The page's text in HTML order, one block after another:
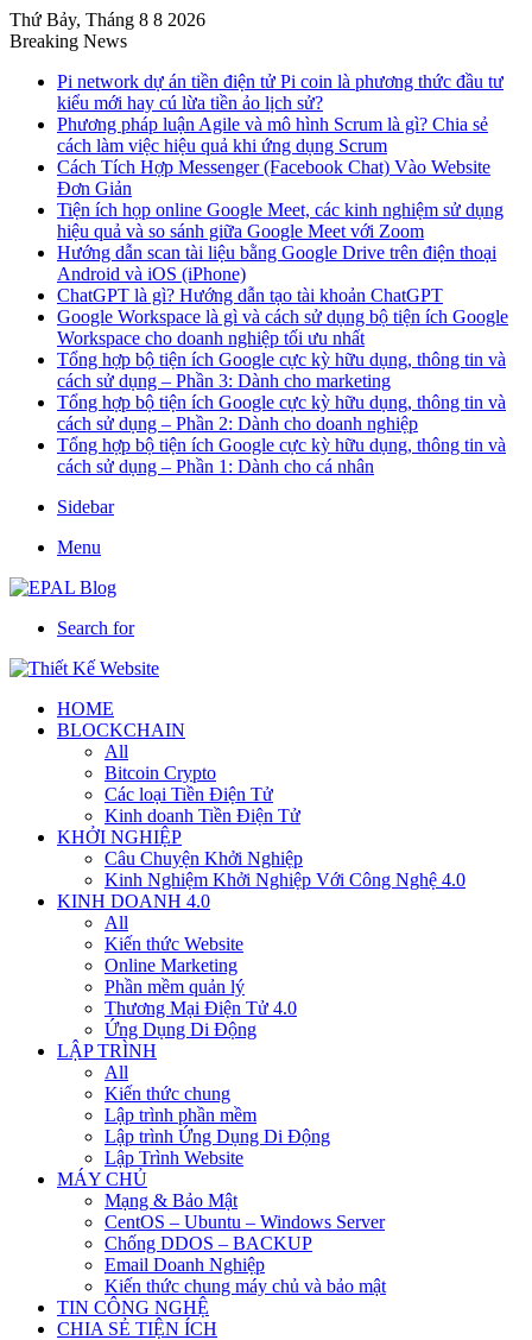
Thứ Bảy, Tháng 8 8 2026
Breaking News
Pi network dự án tiền điện tử Pi coin là phương thức đầu tư
kiểu mới hay cú lừa tiền ảo lịch sử?
Phương pháp luận Agile và mô hình Scrum là gì? Chia sẻ
cách làm việc hiệu quả khi ứng dụng Scrum
Cách Tích Hợp Messenger (Facebook Chat) Vào Website
Đơn Giản
Tiện ích họp online Google Meet, các kinh nghiệm sử dụng
hiệu quả và so sánh giữa Google Meet với Zoom
Hướng dẫn scan tài liệu bằng Google Drive trên điện thoại
Android và iOS (iPhone)
ChatGPT là gì? Hướng dẫn tạo tài khoản ChatGPT
Google Workspace là gì và cách sử dụng bộ tiện ích Google
Workspace cho doanh nghiệp tối ưu nhất
Tổng hợp bộ tiện ích Google cực kỳ hữu dụng, thông tin và
cách sử dụng – Phần 3: Dành cho marketing
Tổng hợp bộ tiện ích Google cực kỳ hữu dụng, thông tin và
cách sử dụng – Phần 2: Dành cho doanh nghiệp
Tổng hợp bộ tiện ích Google cực kỳ hữu dụng, thông tin và
cách sử dụng – Phần 1: Dành cho cá nhân
Sidebar
Menu
Search for
HOME
BLOCKCHAIN
All
Bitcoin Crypto
Các loại Tiền Điện Tử
Kinh doanh Tiền Điện Tử
KHỞI NGHIỆP
Câu Chuyện Khởi Nghiệp
Kinh Nghiệm Khởi Nghiệp Với Công Nghệ 4.0
KINH DOANH 4.0
All
Kiến thức Website
Online Marketing
Phần mềm quản lý
Thương Mại Điện Tử 4.0
Ứng Dụng Di Động
LẬP TRÌNH
All
Kiến thức chung
Lập trình phần mềm
Lập trình Ứng Dụng Di Động
Lập Trình Website
MÁY CHỦ
Mạng & Bảo Mật
CentOS – Ubuntu – Windows Server
Chống DDOS – BACKUP
Email Doanh Nghiệp
Kiến thức chung máy chủ và bảo mật
TIN CÔNG NGHỆ
CHIA SẺ TIỆN ÍCH